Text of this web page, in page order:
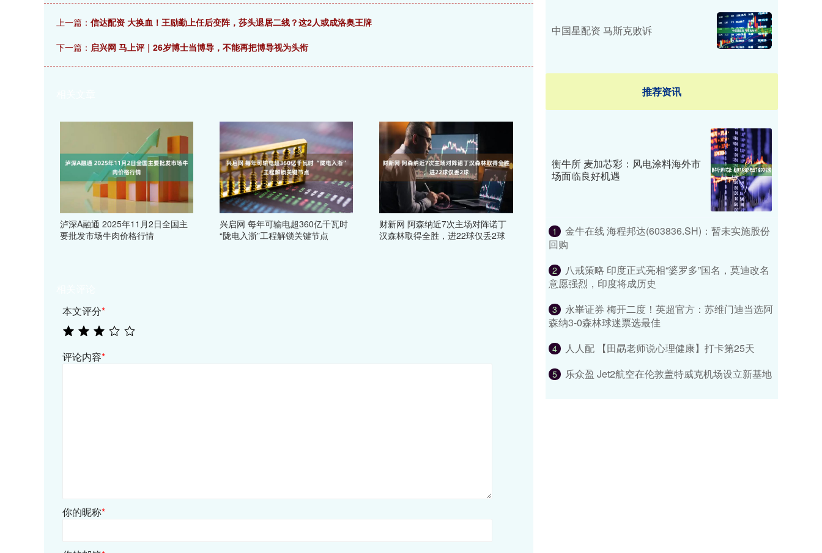
上一篇： 信达配资 大换血！王励勤上任后变阵，莎头退居二线？这2人或成洛奥王牌
下一篇： 启兴网 马上评｜26岁博士当博导，不能再把博导视为头衔
泸深A融通 2025年11月2日全国主
要批发市场牛肉价格行情
兴启网 每年可输电超360亿千瓦时
“陇电入浙”工程解锁关键节点
财新网 阿森纳近7次主场对阵诺丁
汉森林取得全胜，进22球仅丢2球
本文评分*
评论内容*
你的昵称*
中国星配资 马斯克败诉
推荐资讯
衡牛所 麦加芯彩：风电涂料海外市
场面临良好机遇
1
金牛在线 海程邦达(603836.SH)：暂未实施股份
回购
2
八戒策略 印度正式亮相“婆罗多”国名，莫迪改名
意愿强烈，印度将成历史
3
永崋证券 梅开二度！英超官方：苏维门迪当选阿
森纳3-0森林球迷票选最佳
4 人人配 【田勗老师说心理健康】打卡第25天
5 乐众盈 Jet2航空在伦敦盖特威克机场设立新基地